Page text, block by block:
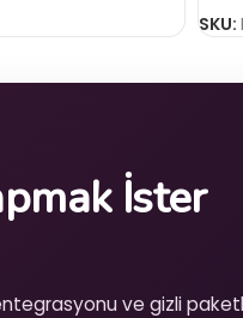
SKU:
İster
ve gizli